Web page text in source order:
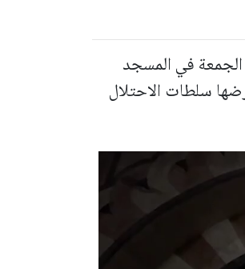
الجمعة في المسجد
سلطات الاحتلال